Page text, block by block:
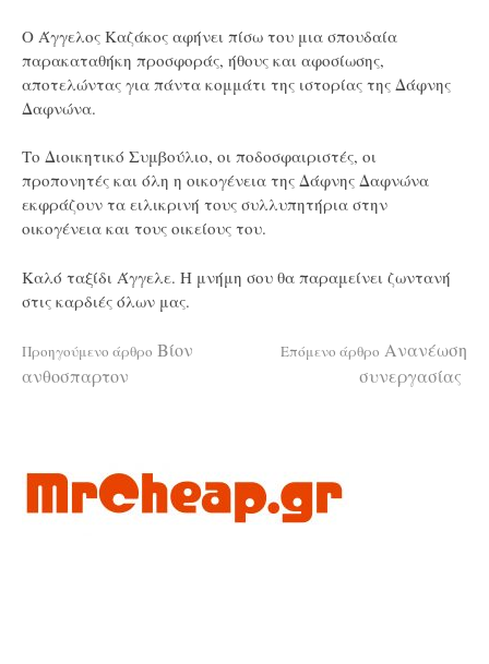
Ο Άγγελος Καζάκος αφήνει πίσω του μια σπουδαία
παρακαταθήκη προσφοράς, ήθους και αφοσίωσης,
αποτελώντας για πάντα κομμάτι της ιστορίας της Δάφνης
Δαφνώνα.
Το Διοικητικό Συμβούλιο, οι ποδοσφαιριστές, οι
προπονητές και όλη η οικογένεια της Δάφνης Δαφνώνα
εκφράζουν τα ειλικρινή τους συλλυπητήρια στην
οικογένεια και τους οικείους του.
Καλό ταξίδι Άγγελε. Η μνήμη σου θα παραμείνει ζωντανή
στις καρδιές όλων μας.
Διαβάστε
Προηγούμενο άρθρο Βίον
ανθοσπαρτον
Επόμενο άρθρο Ανανέωση
συνεργασίας